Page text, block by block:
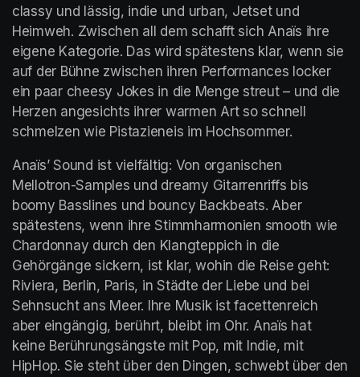
classy und lässig, indie und urban, Jetset und
Heimweh. Zwischen all dem schafft sich Anaïs ihre
eigene Kategorie. Das wird spätestens klar, wenn sie
auf der Bühne zwischen ihren Performances locker
ein paar cheesy Jokes in die Menge streut – und die
Herzen angesichts ihrer warmen Art so schnell
schmelzen wie Pistazieneis im Hochsommer.
Anaïs’ Sound ist vielfältig: Von organischen
Mellotron-Samples und dreamy Gitarrenriffs bis
boomy Basslines und bouncy Backbeats. Aber
spätestens, wenn ihre Stimmharmonien smooth wie
Chardonnay durch den Klangteppich in die
Gehörgänge sickern, ist klar, wohin die Reise geht:
Riviera, Berlin, Paris, in Städte der Liebe und bei
Sehnsucht ans Meer. Ihre Musik ist facettenreich
aber eingängig, berührt, bleibt im Ohr. Anaïs hat
keine Berührungsängste mit Pop, mit Indie, mit
HipHop. Sie steht über den Dingen, schwebt über den